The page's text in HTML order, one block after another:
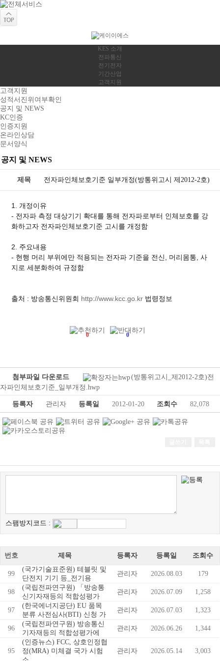
KES 소개
전파통신
전기전자
기간산업
고객지원
고객지원
성적서진위여부확인
공지 및 NEWS
KC인증
인증지원
온라인상담
문서양식
공지 및 NEWS
제목 전자파인체보호기준 일부개정(방통위고시 제2012-2호)
1. 개정이유
- 전자파 측정 대상기기 확대를 통해 전자파로부터 인체보호를 강
화하고자 전자파인체보호기준 고시를 개정함
2. 주요내용
- 현행 머리 부위에만 적용되는 전자파 기준을 전신, 머리몸통, 사
지로 세분화하여 규정함
출처 : 방송통신위원회 http://www.kcc.go.kr 법령정보
0 0
첨부파일 다운로드
(방통위고시_제2012-2호)전
자파인체보호기준_일부개정.hwp
등록자 관리자 등록일 2012-01-20 조회수 82,078
스팸방지코드 :
번호 제목 등록자 등록일 조회수
99
(국가기술표준원) 테블릿 및
단전지 기기 등_전기용
관리자 2026.08.03 179
98
(국립전파연구원) 「방송통
신기자재등의 적합성평가
관리자 2026.07.09 1,258
97
(한국에너지공단) EU 품목
분류 사전심사(BTI) 신청 가
관리자 2026.07.03 1,323
96
(국립전파연구원) 방송통신
기자재등의 적합성평가에
관리자 2026.06.26 1,344
95
(인증뉴스) FCC, 상호인정협
정(MRA) 미체결 국가 시험
관리자 2026.05.14 3,003